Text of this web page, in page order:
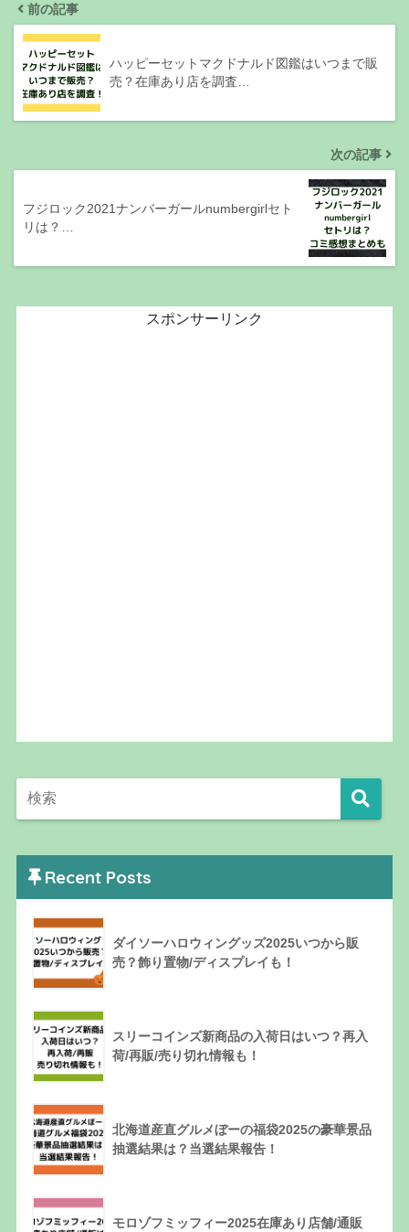
前の記事
ハッピーセットマクドナルド図鑑はいつまで販
売？在庫あり店を調査…
次の記事
フジロック2021ナンバーガールnumbergirlセト
リは？…
スポンサーリンク
Recent Posts
ダイソーハロウィングッズ2025いつから販
売？飾り置物/ディスプレイも！
スリーコインズ新商品の入荷日はいつ？再入
荷/再販/売り切れ情報も！
北海道産直グルメぼーの福袋2025の豪華景品
抽選結果は？当選結果報告！
モロゾフミッフィー2025在庫あり店舗/通販